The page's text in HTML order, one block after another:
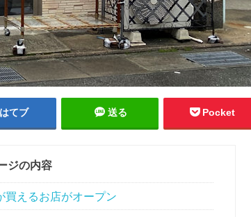
はてブ 送る Pocket
ジの内容
買えるお店がオープン